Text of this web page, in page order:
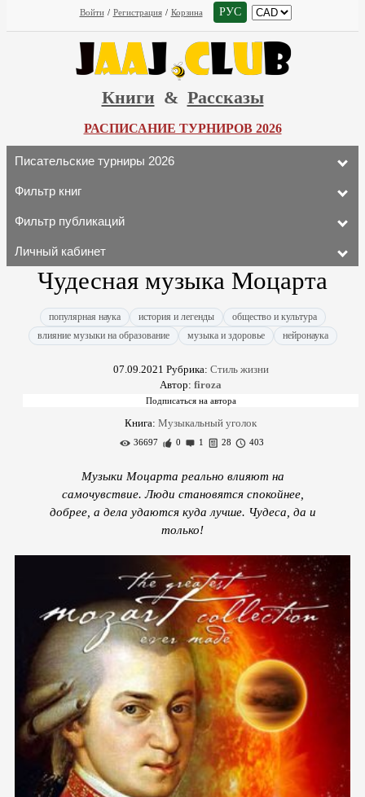
Войти / Регистрация / Корзина РУС
Книги & Рассказы
РАСПИСАНИЕ ТУРНИРОВ 2026
Писательские турниры 2026
Фильтр книг
Фильтр публикаций
Личный кабинет
Чудесная музыка Моцарта
популярная наука история и легенды
общество и культура
влияние музыки на образование
музыка и здоровье нейронаука
07.09.2021 Рубрика: Стиль жизни
Автор: firoza
Книга: Музыкальный уголок
36697 0 1 28 403
Музыки Моцарта реально влияют на
самочувствие. Люди становятся спокойнее,
добрее, а дела удаются куда лучше. Чудеса, да и
только!